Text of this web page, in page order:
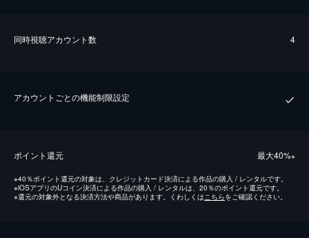
同時視聴アカウント数 4
アカウントごとの機能制限設定
ポイント還元 最⼤40%※
※40％ポイント還元の対象は、クレジットカード決済による作品の購入 / レンタルです。
※iOSアプリのUコイン決済による作品の購入 / レンタルは、20％のポイント還元です。
※還元の対象外となる決済方法や商品があります。くわしくは こちらをご確認ください。